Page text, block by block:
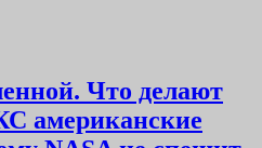
Что делают
американские